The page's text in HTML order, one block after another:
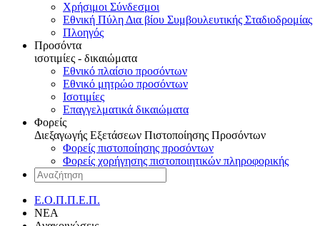
Χρήσιμοι Σύνδεσμοι
Εθνική Πύλη Δια βίου Συμβουλευτικής Σταδιοδρομίας
Πλοηγός
Προσόντα
ισοτιμίες - δικαιώματα
Εθνικό πλαίσιο προσόντων
Εθνικό μητρώο προσόντων
Ισοτιμίες
Επαγγελματικά δικαιώματα
Φορείς
Διεξαγωγής Εξετάσεων Πιστοποίησης Προσόντων
Φορείς πιστοποίησης προσόντων
Φορείς χορήγησης πιστοποιητικών πληροφορικής
Ε.Ο.Π.Π.Ε.Π.
ΝΕΑ